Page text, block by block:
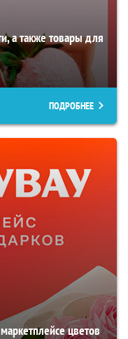
а также товары для
ПОДРОБНЕЕ
цветов